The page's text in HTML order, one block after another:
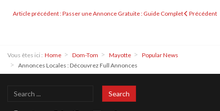
Article précédent : Passer une Annonce Gratuite : Guide Complet Précédent
Vous êtes ici : Home Dom-Tom Mayotte
Popular News
Annonces Locales : Découvrez Full Annonces
Search
Search